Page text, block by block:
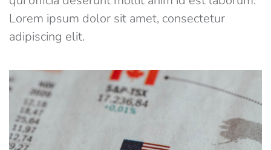
Lorem ipsum dolor sit amet, consectetur
adipiscing elit.